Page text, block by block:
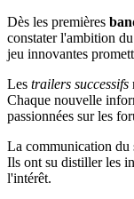
Dès les premières
constater l'ambition
jeu innovantes
Les trailers successifs
Chaque nouvelle
passionnées sur les
La communication du
Ils ont su distiller les
l'intérêt.